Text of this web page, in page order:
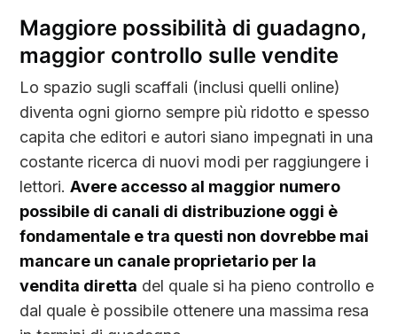
Maggiore possibilità di guadagno,
maggior controllo sulle vendite
Lo spazio sugli scaffali (inclusi quelli online)
diventa ogni giorno sempre più ridotto e spesso
capita che editori e autori siano impegnati in una
costante ricerca di nuovi modi per raggiungere i
lettori.Avere accesso al maggior numero
possibile di canali di distribuzione oggi è
fondamentale e tra questi non dovrebbe mai
mancare un canale proprietario per la
vendita diretta del quale si ha pieno controllo e
dal quale è possibile ottenere una massima resa